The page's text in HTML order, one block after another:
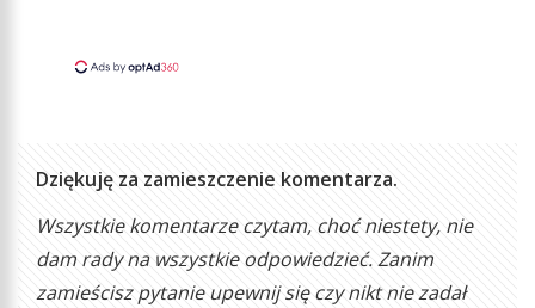
Dziękuję za zamieszczenie komentarza.
Wszystkie komentarze czytam, choć niestety, nie
dam rady na wszystkie odpowiedzieć. Zanim
zamieścisz pytanie upewnij się czy nikt nie zadał